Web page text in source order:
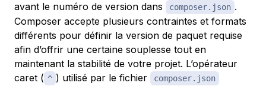
avant le numéro de version dans composer.json .
Composer accepte plusieurs contraintes et formats
différents pour définir la version de paquet requise
afin d’offrir une certaine souplesse tout en
maintenant la stabilité de votre projet. L’opérateur
caret ( ^ ) utilisé par le fichier composer.json